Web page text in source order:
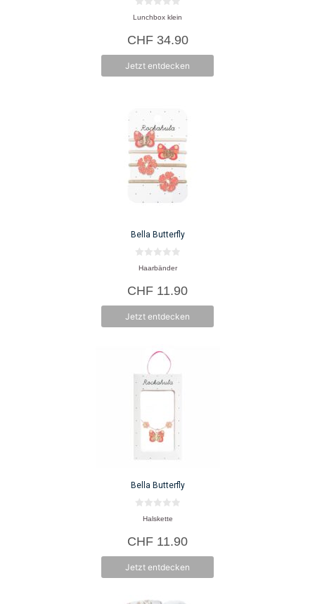
v
n
5
Lunchbox klein
CHF34.90
Jetzt entdecken
Bella Butterfly
0
v
n
5
Haarbänder
CHF 11.90
Jetzt entdecken
Bella Butterfly
n
5
Halskette
CHF 11.90
Jetzt entdecken